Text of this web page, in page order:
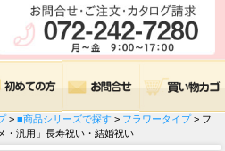
> ■商品シリーズで探す > フラワータイプ> フ
汎用」長寿祝い・結婚祝い